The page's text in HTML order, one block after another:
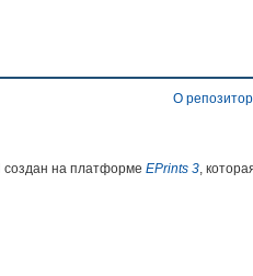
О
создан на платформе EPrints 3,